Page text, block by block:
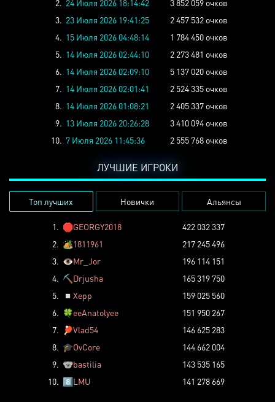
2. 24 Июля 2026 18:14:42
3 852 059 очков
3. 23 Июля 2026 19:41:25
2 457 532 очков
4. 15 Июля 2026 04:48:14
1 784 450 очков
5. 14 Июля 2026 02:44:10
2 273 481 очков
6. 14 Июля 2026 02:09:10
5 137 020 очков
7. 14 Июля 2026 02:01:41
2 524 335 очков
8. 14 Июля 2026 01:08:21
2 405 337 очков
9. 13 Июля 2026 20:26:28
3 410 094 очков
10. 7 Июля 2026 11:45:36 2 555 768 очков
ЛУЧШИЕ ИГРОКИ
Топ лучших Новички Альянсы
1. 🛑GEORGY2018
422 032 337
2. 🏕️1811961
217 245 496
3. 👁️Mr_Jor
196 114 151
4. ⛏️ Drjusha
165 319 750
5.
◽ Xepp
159 025 560
6. 🍀eeAnatolyee
151 950 267
7.
🏓Vlad54
146 625 283
8. 🎓OvCore
144 662 004
9. 🐨bastilia
143 535 165
10. 8️⃣LMU 141 278 669